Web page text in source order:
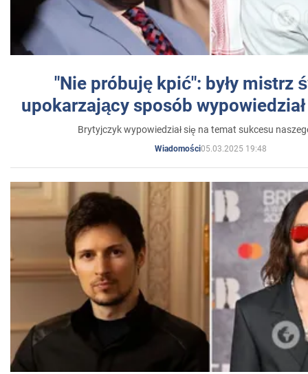
"Nie próbuję kpić": były mistrz
upokarzający sposób
Brytyjczyk wypowiedział się na temat sukcesu
Wiadomości05.03.2025 19:48